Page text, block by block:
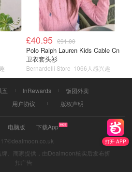
打开 APP
£40.95 £91.00
Polo Ralph Lauren Kids Cable Cn
卫衣套头衫
Bernardelli Store 1066人感兴趣
五 InRewards
饭团外卖
用户协议 版权声明
电脑版
下载App
、商家提供，由Dealmoon核实后发布折
扣广告